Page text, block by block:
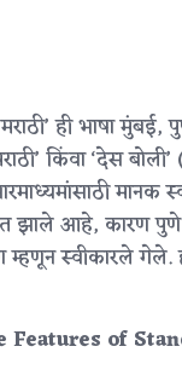
मराठी’ ही भाषा
किंवा ‘देस
झाले आहे, कारण पुणे
स्वीकारले गेले.
Features of